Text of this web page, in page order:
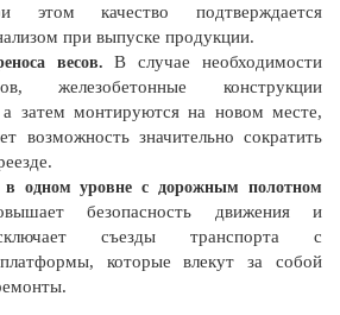
этом качество подтверждается
при выпуске продукции.
весов. В случае необходимости
железобетонные конструкции
затем монтируются на новом месте,
возможность значительно сократить
в одном уровне с дорожным полотном
безопасность движения и
съезды транспорта с
которые влекут за собой